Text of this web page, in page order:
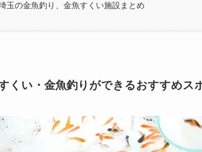
玉の金魚釣り、金魚すくい施設まとめ
くい・金魚釣り ができるおすすめス